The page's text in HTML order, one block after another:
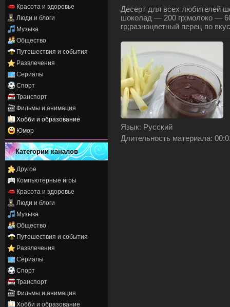
Красота и здоровье
Люди и блоги
Музыка
Общество
Путешествия и события
Развлечения
Сериалы
Спорт
Транспорт
Фильмы и анимация
Хобби и образование
Юмор
Категории каналов
Другое
Компьютерные игры
Красота и здоровье
Люди и блоги
Музыка
Общество
Путешествия и события
Развлечения
Сериалы
Спорт
Транспорт
Фильмы и анимация
Хобби и образование
Десерт для всех любителей
шоколад — 200 гр;молоко —
гр;разноцветный перец по
Язык: Русский
Длительность материала: